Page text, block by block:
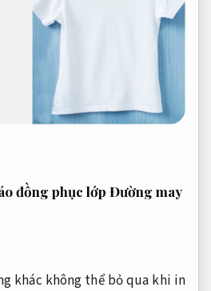
đồng phục lớp Đường may
khác không thể bỏ qua khi in